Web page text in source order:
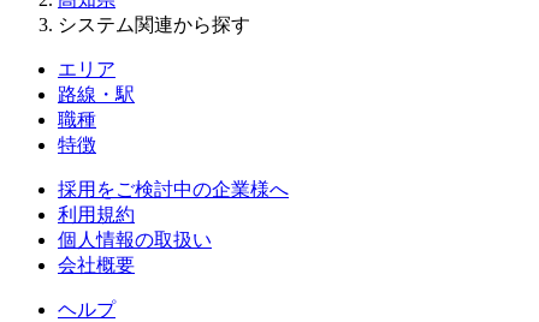
システム関連から探す
エリア
路線・駅
職種
特徴
採用をご検討中の企業様へ
利用規約
個人情報の取扱い
会社概要
ヘルプ